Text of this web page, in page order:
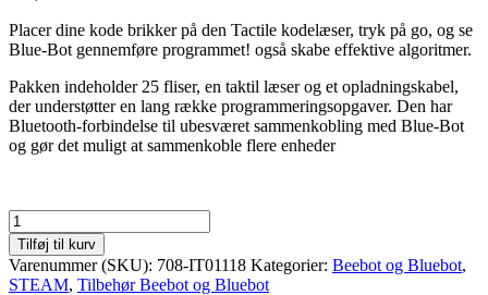
Placer dine kode brikker på den Tactile kodelæser, tryk på go, og se
Blue-Bot gennemføre programmet! også skabe effektive algoritmer.
Pakken indeholder 25 fliser, en taktil læser og et opladningskabel,
der understøtter en lang række programmeringsopgaver. Den har
Bluetooth-forbindelse til ubesværet sammenkobling med Blue-Bot
og gør det muligt at sammenkoble flere enheder
TacTile-
kodelæser
antal
Tilføj til kurv
Varenummer (SKU): 708-IT01118 Kategorier: Beebot og Bluebot,
STEAM, Tilbehør Beebot og Bluebot